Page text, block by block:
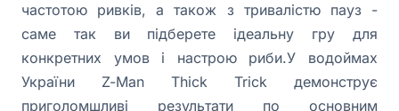
частотою ривків, а також з тривалістю пауз -
саме так ви підберете ідеальну гру для
конкретних умов і настрою риби.У водоймах
України Z-Man Thick Trick демонструє
приголомшливі результати по основним